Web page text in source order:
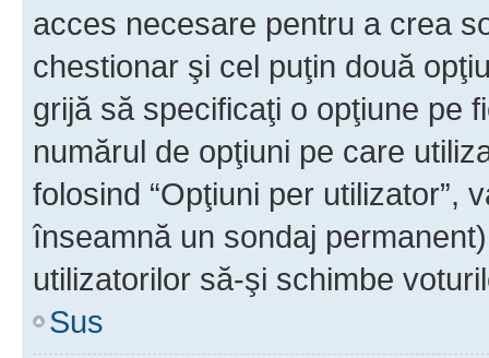
acces necesare pentru a crea
chestionar şi cel puţin două
grijă să specificaţi o opţiune pe
numărul de opţiuni pe care
folosind “Opţiuni per utilizator”,
înseamnă un sondaj
utilizatorilor să-şi schimbe
Sus